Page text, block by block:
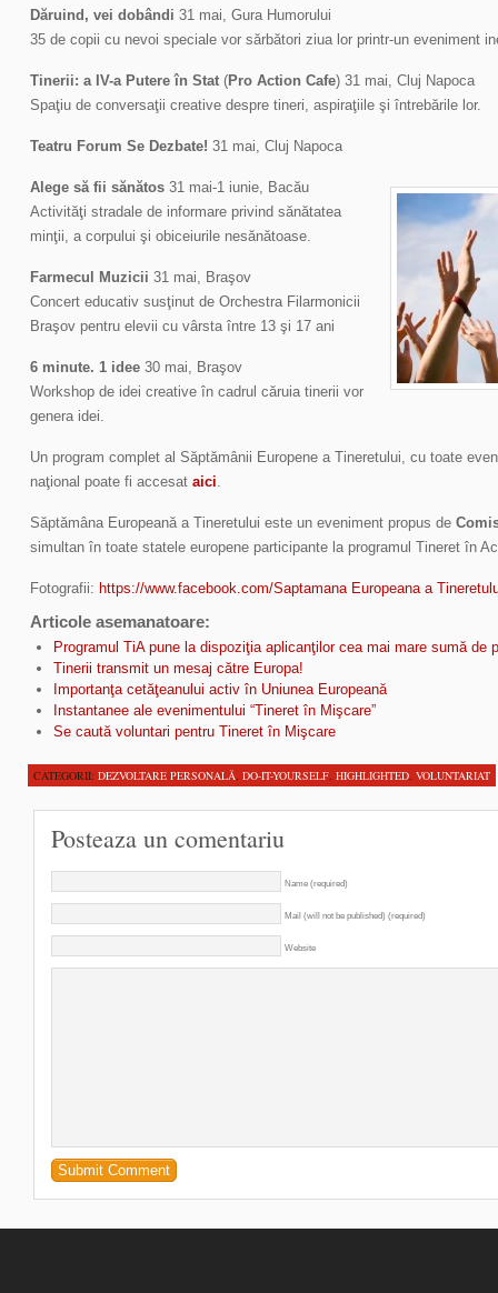
Dăruind, vei dobândi 31 mai, Gura Humorului
35 de copii cu nevoi speciale vor sărbători ziua lor printr-un eveniment
Tinerii: a IV-a Putere în Stat (Pro Action Cafe) 31 mai, Cluj Napoca
Spaţiu de conversaţii creative despre tineri, aspiraţiile şi întrebările lor.
Teatru Forum Se Dezbate! 31 mai, Cluj Napoca
Alege să fii sănătos 31 mai-1 iunie, Bacău
Activităţi stradale de informare privind sănătatea
minţii, a corpului şi obiceiurile nesănătoase.
Farmecul Muzicii 31 mai, Braşov
Concert educativ susţinut de Orchestra Filarmonicii
Braşov pentru elevii cu vârsta între 13 şi 17 ani
6 minute. 1 idee 30 mai, Braşov
Workshop de idei creative în cadrul căruia tinerii vor
genera idei.
Un program complet al Săptămânii Europene a Tineretului, cu toate
naţional poate fi accesat aici.
Săptămâna Europeană a Tineretului este un eveniment propus de
simultan în toate statele europene participante la programul Tineret în
Fotografii: https://www.facebook.com/Saptamana Europeana a
Articole asemanatoare:
Programul TiA pune la dispoziţia aplicanţilor cea mai mare sumă de
Tinerii transmit un mesaj către Europa!
Importanţa cetăţeanului activ în Uniunea Europeană
Instantanee ale evenimentului “Tineret în Mişcare”
Se caută voluntari pentru Tineret în Mişcare
CATEGORII: DEZVOLTARE PERSONALĂ, DO-IT-YOURSELF, HIGHLIGHTED, VOLUNTARIAT
Posteaza un comentariu
Name (required)
Mail (will not be published) (required)
Website